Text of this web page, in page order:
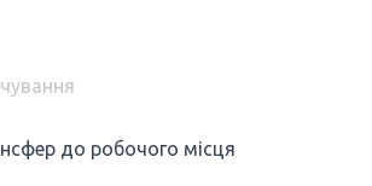
до робочого місця